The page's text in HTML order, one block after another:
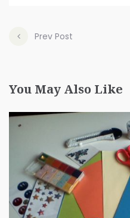
Prev Post
You May Also Like